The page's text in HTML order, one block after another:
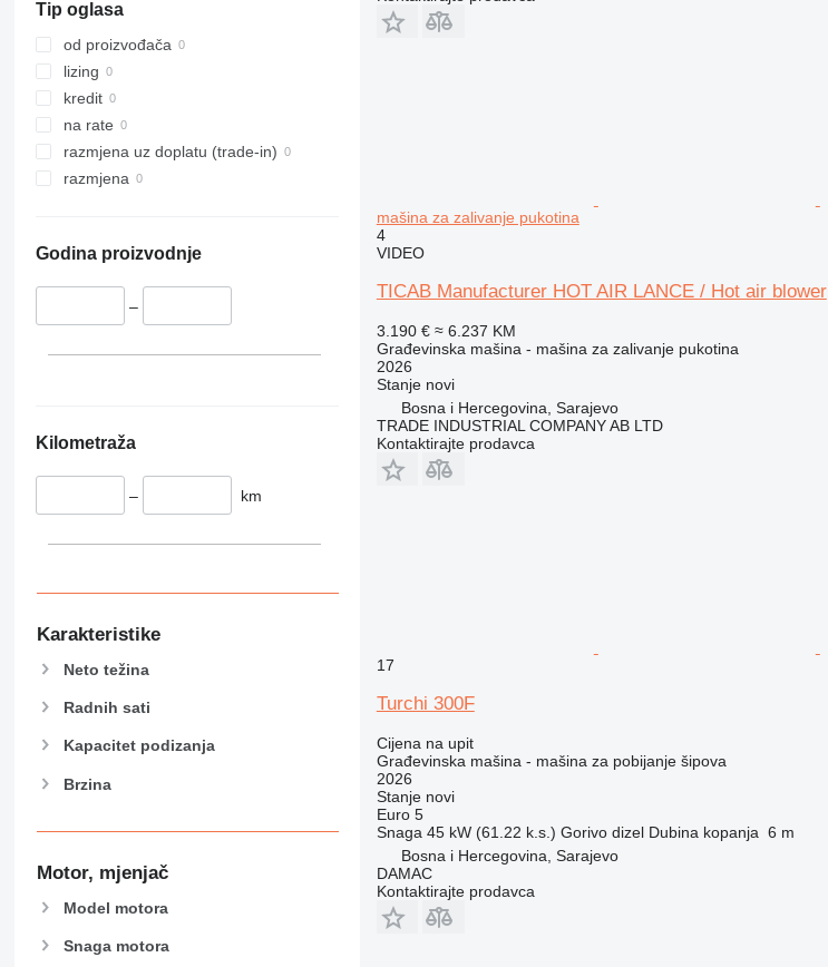
317
318
319
320
321
322
323
326
329
350
395
424
430
432
444
906
910
8008
8018
8025
8026
8030
8035
CT
NXT
S-Series
Liftlux
Pecolift
R-series
Toucan
Tip oglasa
od proizvođača
lizing
kredit
na rate
razmjena uz doplatu (trade-in)
razmjena
Godina proizvodnje
–
Kilometraža
– km
Karakteristike
Neto težina
Radnih sati
Kapacitet podizanja
Brzina
Motor, mjenjač
Model motora
Snaga motora
mašina za zalivanje pukotina
4
VIDEO
TICAB Manufacturer HOT AIR LANCE / Hot air blower
3.190 € ≈ 6.237 KM
Građevinska mašina - mašina za zalivanje pukotina
2026
Stanjenovi
Bosna i Hercegovina, Sarajevo
TRADE INDUSTRIAL COMPANY AB LTD
Kontaktirajte prodavca
17
Turchi 300F
Cijena na upit
Građevinska mašina - mašina za pobijanje šipova
2026
Stanjenovi
Euro 5
Snaga 45 kW (61.22 k.s.) Gorivo dizel Dubina kopanja 6 m
Bosna i Hercegovina, Sarajevo
DAMAC
Kontaktirajte prodavca